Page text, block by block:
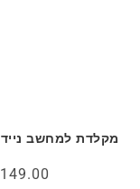
מקלדת למחשב נייד Asus 1015P
149.00